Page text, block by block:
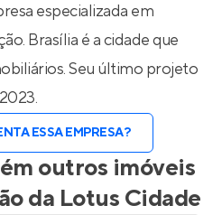
especializada em
Brasília é a cidade que
Seu último projeto
ESSA EMPRESA?
outros imóveis
da Lotus Cidade